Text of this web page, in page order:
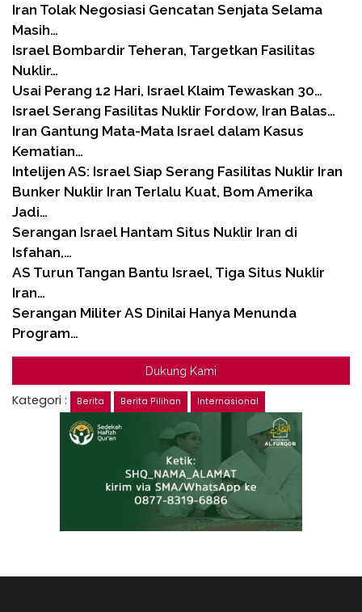
Iran Tolak Negosiasi Gencatan Senjata Selama
Masih…
Israel Bombardir Teheran, Targetkan Fasilitas
Nuklir…
Usai Perang 12 Hari, Israel Klaim Tewaskan 30…
Israel Serang Fasilitas Nuklir Fordow, Iran Balas…
Iran Gantung Mata-Mata Israel dalam Kasus
Kematian…
Intelijen AS: Israel Siap Serang Fasilitas Nuklir Iran
Bunker Nuklir Iran Terlalu Kuat, Bom Amerika
Jadi…
Serangan Israel Hantam Situs Nuklir Iran di
Isfahan,…
AS Turun Tangan Bantu Israel, Tiga Situs Nuklir
Iran…
Serangan Militer AS Dinilai Hanya Menunda
Program…
Dukung Kami
Kategori : Berita Berita Pilihan Internasional